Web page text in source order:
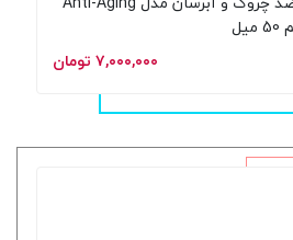
۷,۰۰۰,۰۰۰ تومان